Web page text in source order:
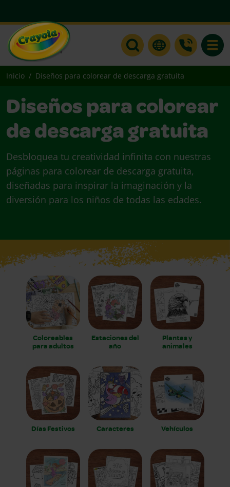
Inicio Diseños para colorear de descarga gratuita
Diseños para colorear
de descarga gratuita
Desbloquea tu creatividad infinita con nuestras
páginas para colorear de descarga gratuita,
diseñadas para inspirar la imaginación y la
diversión para los niños de todas las edades.
Coloreables
para adultos
Estaciones del
año
Plantas y
animales
Días Festivos Caracteres Vehículos